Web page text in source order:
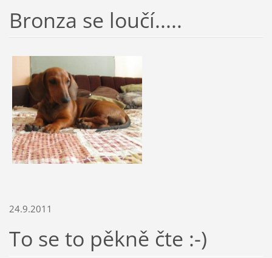
Bronza se loučí.....
24.9.2011
To se to pěkně čte :-)